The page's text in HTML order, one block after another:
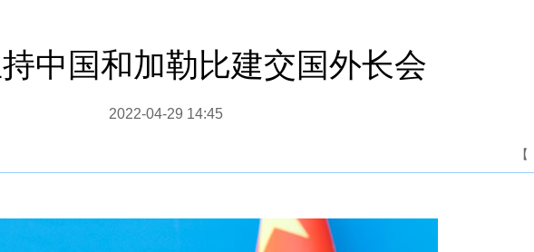
中国和加勒比建交国外长会
2022-04-29 14:45
【